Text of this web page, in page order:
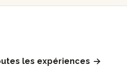
les expériences